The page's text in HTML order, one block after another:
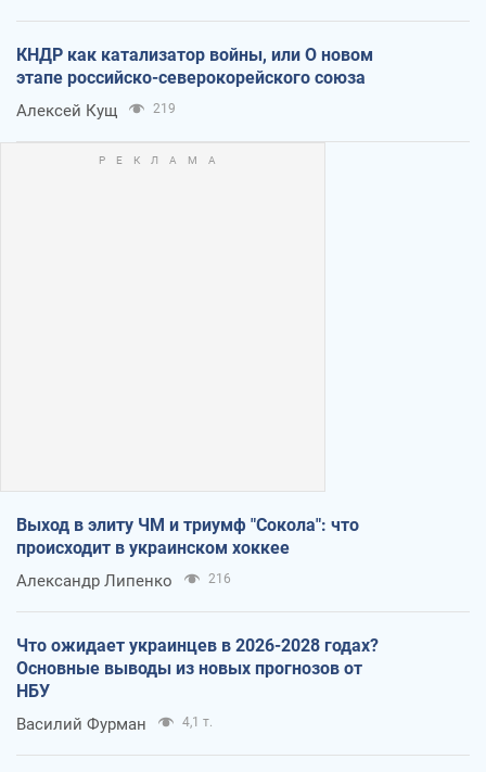
КНДР как катализатор войны, или О новом
этапе российско-северокорейского союза
Алексей Кущ 219
Выход в элиту ЧМ и триумф "Сокола": что
происходит в украинском хоккее
Александр Липенко 216
Что ожидает украинцев в 2026-2028 годах?
Основные выводы из новых прогнозов от
НБУ
Василий Фурман 4,1 т.